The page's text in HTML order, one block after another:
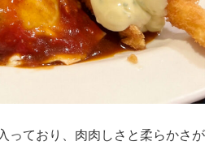
っており、肉肉しさと柔らかさが